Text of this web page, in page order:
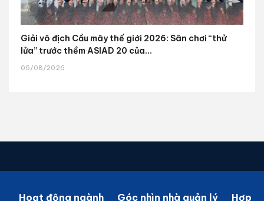
Giải vô địch Cầu mây thế giới 2026: Sân chơi “thử
lửa” trước thềm ASIAD 20 của...
05/08/2026
Hoạt động ngành Góc nhìn nhà quản lý Hợp